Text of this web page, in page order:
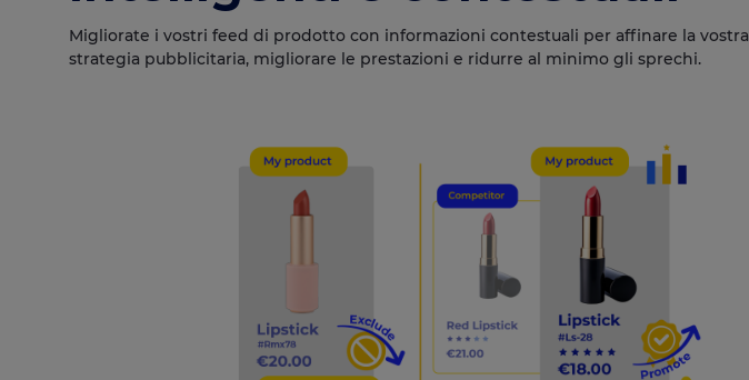
Migliorate i vostri feed di prodotto con informazioni contestuali per affinare la vostra
strategia pubblicitaria, migliorare le prestazioni e ridurre al minimo gli sprechi.